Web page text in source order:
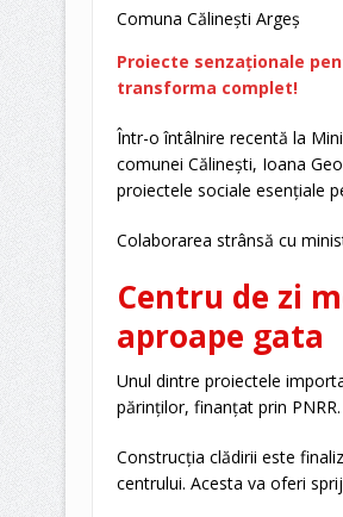
Comuna Călinești Argeș
Proiecte senzaționale
transforma complet!
Într-o întâlnire recentă la
comunei Călinești, Ioana
proiectele sociale esențiale
Colaborarea strânsă cu
Centru de zi
aproape gata
Unul dintre proiectele
părinților, finanțat prin PNRR.
Construcția clădirii este
centrului. Acesta va oferi